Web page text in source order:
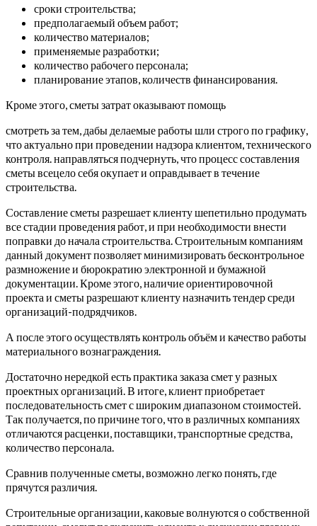
сроки строительства;
предполагаемый объем работ;
количество материалов;
применяемые разработки;
количество рабочего персонала;
планирование этапов, количеств финансирования.
Кроме этого, сметы затрат оказывают помощь
смотреть за тем, дабы делаемые работы шли строго по графику,
что актуально при проведении надзора клиентом, технического
контроля. направляться подчернуть, что процесс составления
сметы всецело себя окупает и оправдывает в течение
строительства.
Составление сметы разрешает клиенту шепетильно продумать
все стадии проведения работ, и при необходимости внести
поправки до начала строительства. Строительным компаниям
данный документ позволяет минимизировать бесконтрольное
размножение и бюрократию электронной и бумажной
документации. Кроме этого, наличие ориентировочной
проекта и сметы разрешают клиенту назначить тендер среди
организаций-подрядчиков.
А после этого осуществлять контроль объём и качество работы
материального вознаграждения.
Достаточно нередкой есть практика заказа смет у разных
проектных организаций. В итоге, клиент приобретает
последовательность смет с широким диапазоном стоимостей.
Так получается, по причине того, что в различных компаниях
отличаются расценки, поставщики, транспортные средства,
количество персонала.
Сравнив полученные сметы, возможно легко понять, где
прячутся различия.
Строительные организации, каковые волнуются о собственной